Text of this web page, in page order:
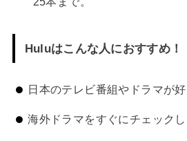
Huluはこんな人におすすめ！
日本のテレビ番組やドラマが好
海外ドラマをすぐにチェックし